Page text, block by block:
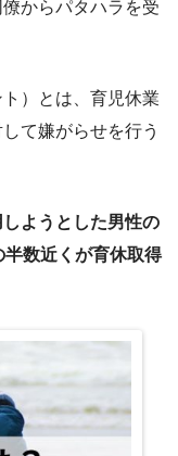
からパタハラを受
）とは、育児休業
て嫌がらせを行う
ようとした男性の
数近くが育休取得